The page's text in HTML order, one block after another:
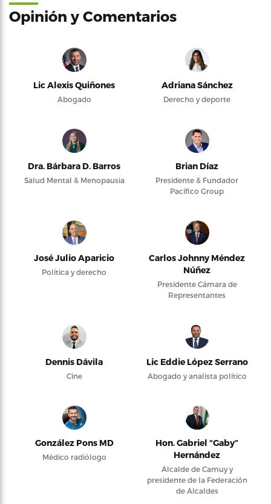
Opinión y Comentarios
Lic Alexis Quiñones
Abogado
Adriana Sánchez
Derecho y deporte
Dra. Bárbara D. Barros
Salud Mental & Menopausia
Brian Díaz
Presidente & Fundador
Pacifico Group
José Julio Aparicio
Política y derecho
Carlos Johnny Méndez
Núñez
Presidente Cámara de
Representantes
Dennis Dávila
Cine
Lic Eddie López Serrano
Abogado y analista político
González Pons MD
Médico radiólogo
Hon. Gabriel “Gaby”
Hernández
Alcalde de Camuy y
presidente de la Federación
de Alcaldes